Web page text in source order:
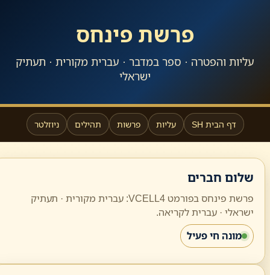
פרשת פינחס
עליות והפטרה · ספר במדבר · עברית מקורית · תעתיק
ישראלי
דף הבית SH עליות פרשות תהילים ניוזלטר
שלום חברים
פרשת פינחס בפורמט VCELL4: עברית מקורית · תעתיק
ישראלי · עברית לקריאה.
מונה חי פעיל